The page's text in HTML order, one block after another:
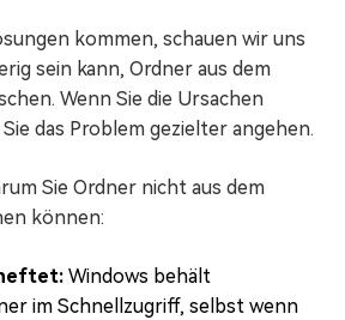
kommen, schauen wir uns
sein kann, Ordner aus dem
Wenn Sie die Ursachen
das Problem gezielter angehen.
Sie Ordner nicht aus dem
können:
Windows behält
im Schnellzugriff, selbst wenn